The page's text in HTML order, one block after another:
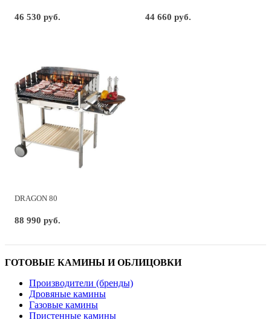
46 530 руб. 44 660 руб.
DRAGON 80
88 990 руб.
ГОТОВЫЕ КАМИНЫ И ОБЛИЦОВКИ
Производители (бренды)
Дровяные камины
Газовые камины
Пристенные камины